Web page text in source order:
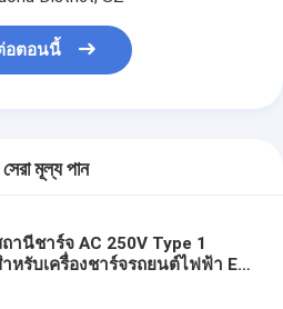
อตอนนี้
মূল্য পান
านีชาร์จ AC 250V Type 1
ำหรับเครื่องชาร์จรถยนต์ไฟฟ้า EV